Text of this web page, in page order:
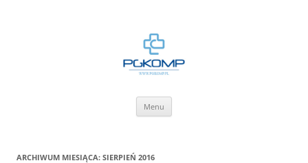
Menu
ARCHIWUM MIESIĄCA: SIERPIEŃ 2016